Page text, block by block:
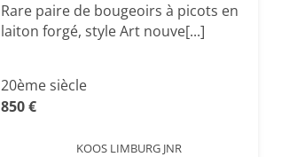
Rare paire de bougeoirs à picots en
laiton forgé, style Art nouve[...]
20ème siècle
850 €
KOOS LIMBURG JNR